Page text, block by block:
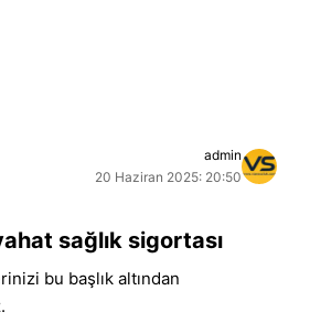
admin
20 Haziran 2025: 20:50
sağlık sigortası
bu başlık altından